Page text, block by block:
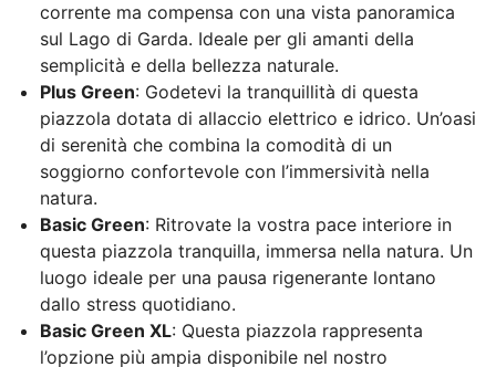
corrente ma compensa con una vista panoramica
sul Lago di Garda. Ideale per gli amanti della
semplicità e della bellezza naturale.
Plus Green: Godetevi la tranquillità di questa
piazzola dotata di allaccio elettrico e idrico. Un’oasi
di serenità che combina la comodità di un
soggiorno confortevole con l’immersività nella
natura.
Basic Green: Ritrovate la vostra pace interiore in
questa piazzola tranquilla, immersa nella natura. Un
luogo ideale per una pausa rigenerante lontano
dallo stress quotidiano.
Basic Green XL: Questa piazzola rappresenta
l’opzione più ampia disponibile nel nostro